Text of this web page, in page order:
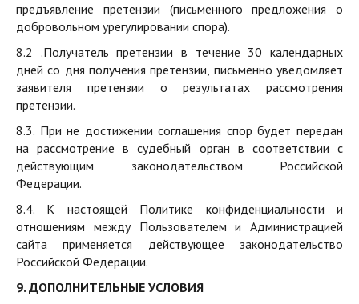
предъявление претензии (письменного предложения о
добровольном урегулировании спора).
8.2 .Получатель претензии в течение 30 календарных
дней со дня получения претензии, письменно уведомляет
заявителя претензии о результатах рассмотрения
претензии.
8.3. При не достижении соглашения спор будет передан
на рассмотрение в судебный орган в соответствии с
действующим законодательством Российской
Федерации.
8.4. К настоящей Политике конфиденциальности и
отношениям между Пользователем и Администрацией
сайта применяется действующее законодательство
Российской Федерации.
9. ДОПОЛНИТЕЛЬНЫЕ УСЛОВИЯ